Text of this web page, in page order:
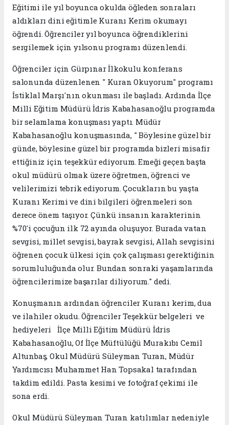
Eğitimi ile yıl boyunca okulda öğleden sonraları
aldıkları dini eğitimle Kuranı Kerim okumayı
öğrendi. Öğrenciler yıl boyunca öğrendiklerini
sergilemek için yılsonu programı düzenlendi.
Öğrenciler için Gürpınar İlkokulu konferans
salonunda düzenlenen " Kuran Okuyorum" programı
İstiklal Marşı'nın okunması ile başladı. Ardında İlçe
Milli Eğitim Müdürü İdris Kabahasanoğlu programda
bir selamlama konuşması yaptı. Müdür
Kabahasanoğlu konuşmasında, " Böylesine güzel bir
günde, böylesine güzel bir programda bizleri misafir
ettiğiniz için teşekkür ediyorum. Emeği geçen başta
okul müdürü olmak üzere öğretmen, öğrenci ve
velilerimizi tebrik ediyorum. Çocukların bu yaşta
Kuranı Kerimi ve dini bilgileri öğrenmeleri son
derece önem taşıyor. Çünkü insanın karakterinin
%70'i çocuğun ilk 72 ayında oluşuyor. Burada vatan
sevgisi, millet sevgisi, bayrak sevgisi, Allah sevgisini
öğrenen çocuk ülkesi için çok çalışması gerektiğinin
sorumluluğunda olur. Bundan sonraki yaşamlarında
öğrencilerimize başarılar diliyorum." dedi.
Konuşmanın ardından öğrenciler Kuranı kerim, dua
ve ilahiler okudu. Öğrenciler Teşekkür belgeleri ve
hediyeleri İlçe Milli Eğitim Müdürü İdris
Kabahasanoğlu, Of İlçe Müftülüğü Murakıbı Cemil
Altunbaş, Okul Müdürü Süleyman Turan, Müdür
Yardımcısı Muhammet Han Topsakal tarafından
takdim edildi. Pasta kesimi ve fotoğraf çekimi ile
sona erdi.
Okul Müdürü Süleyman Turan katılımlar nedeniyle